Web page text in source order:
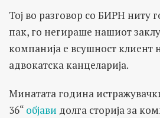
Тој во разговор со БИРН ниту
пак, го негираше нашиот
компанија е всушност клиент
адвокатска канцеларија.
Минатата година
36“ објави долга сторија за